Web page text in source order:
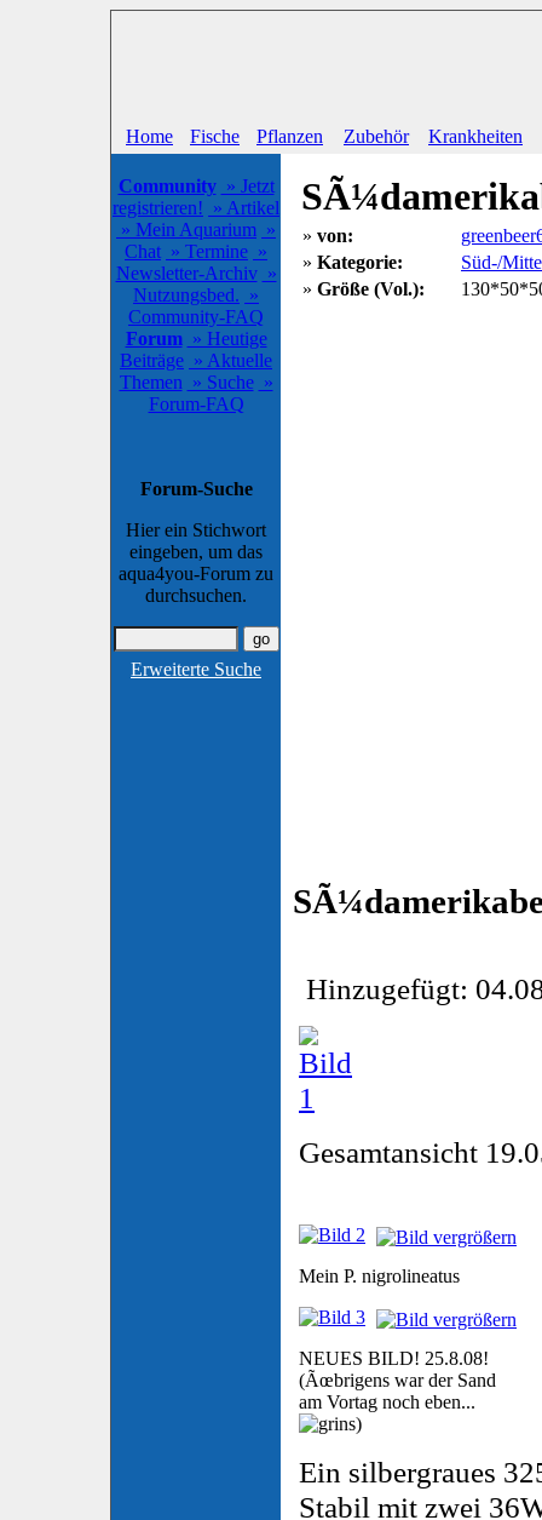
Home Fische Pflanzen Zubehör Krankheiten
Community » Jetzt
registrieren! » Artikel
» Mein Aquarium »
Chat » Termine »
Newsletter-Archiv »
Nutzungsbed. »
Community-FAQ
Forum » Heutige
Beiträge » Aktuelle
Themen » Suche »
Forum-FAQ
Forum-Suche
Hier ein Stichwort
eingeben, um das
aqua4you-Forum zu
durchsuchen.
Erweiterte Suche
» von:
» Kategorie:
Süd-/
» Größe (Vol.):
Hinzugefügt:
Gesamtansicht
Mein P. nigrolineatus
NEUES BILD! 25.8.08!
(Ãœbrigens war der Sand
am Vortag noch eben...
)
Ein silbergraues
Stabil mit zwei